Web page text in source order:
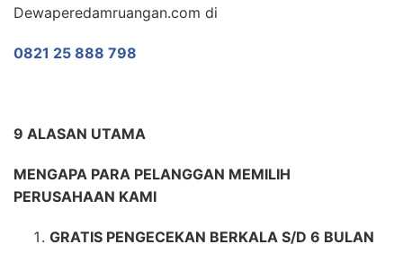
Dewaperedamruangan.com di
0821 25 888 798
9 ALASAN UTAMA
MENGAPA PARA PELANGGAN MEMILIH
PERUSAHAAN KAMI
GRATIS PENGECEKAN BERKALA S/D 6 BULAN